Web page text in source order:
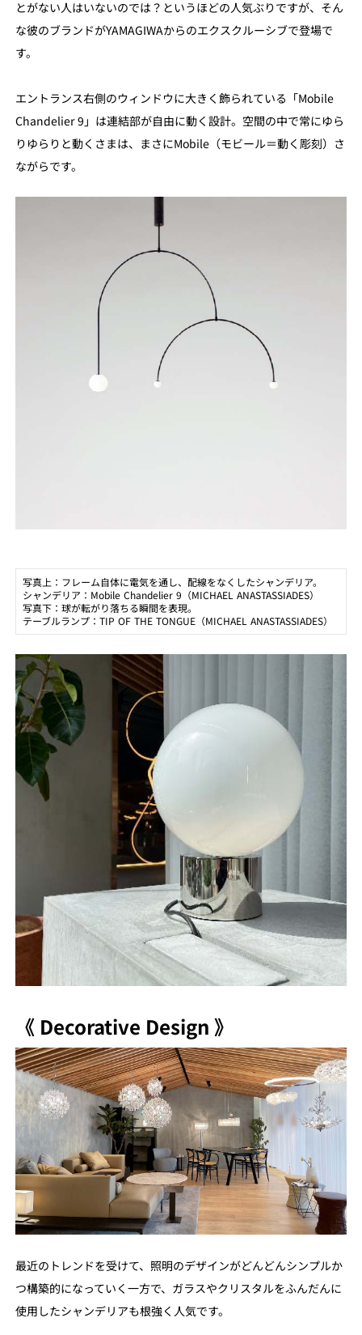
とがない人はいないのでは？というほどの人気ぶりですが、そん
な彼のブランドがYAMAGIWAからのエクスクルーシブで登場で
す。
エントランス右側のウィンドウに大きく飾られている「Mobile
Chandelier 9」は連結部が自由に動く設計。空間の中で常にゆら
りゆらりと動くさまは、まさにMobile（モビール＝動く彫刻）さ
ながらです。
写真上：フレーム自体に電気を通し、配線をなくしたシャンデリア。
シャンデリア：Mobile Chandelier 9（MICHAEL ANASTASSIADES）
写真下：球が転がり落ちる瞬間を表現。
テーブルランプ：TIP OF THE TONGUE（MICHAEL ANASTASSIADES）
《 Decorative Design 》
最近のトレンドを受けて、照明のデザインがどんどんシンプルか
つ構築的になっていく一方で、ガラスやクリスタルをふんだんに
使用したシャンデリアも根強く人気です。